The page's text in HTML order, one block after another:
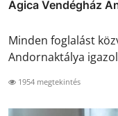
Ágica Vendégház
Minden foglalást
Andornaktálya
1954 megtekintés